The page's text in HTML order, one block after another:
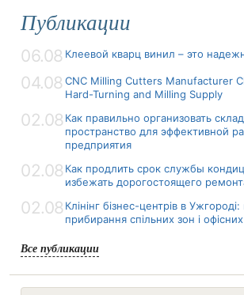
Публикации
06.08 Клеевой кварц винил – это
04.08 CNC Milling Cutters Manufacturer
Hard-Turning and Milling Supply
02.08 Как правильно организовать
пространство для эффективной
предприятия
02.08 Как продлить срок службы
избежать дорогостоящего
02.08 Клінінг бізнес-центрів в
прибирання спільних зон і
Все публикации